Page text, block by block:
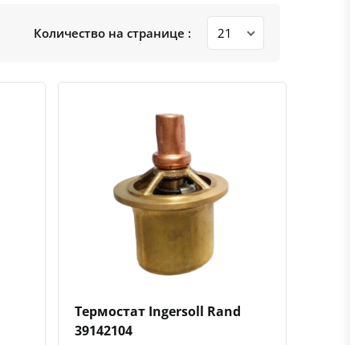
Количество на странице :
Быстрый просмотр
Термостат Ingersoll Rand
39142104